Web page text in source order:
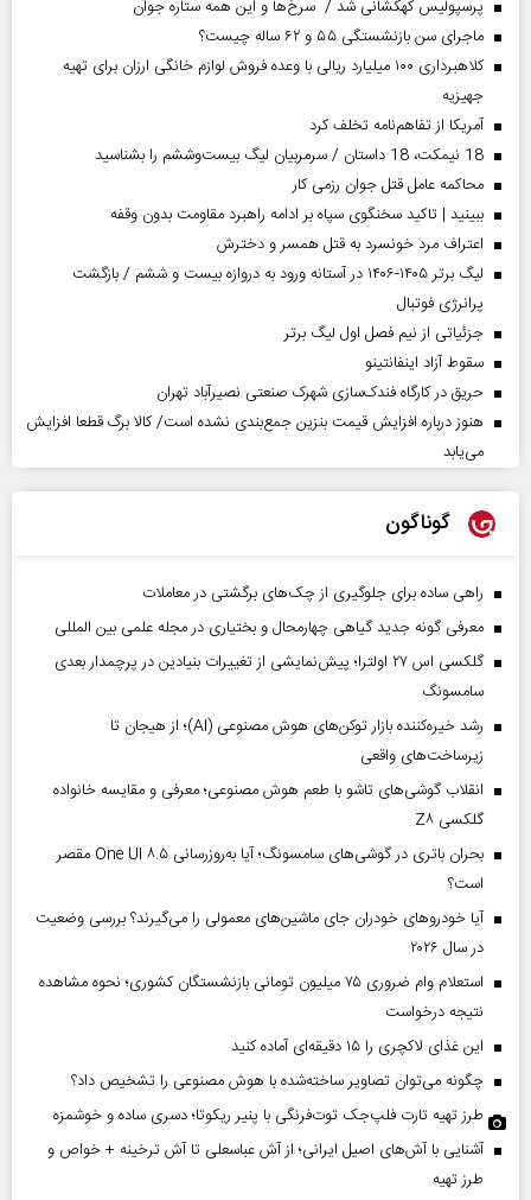
پرسپولیس کهکشانی شد / سرخ‌ها و این همه ستاره جوان
ماجرای سن بازنشستگی ۵۵ و ۶۲ ساله چیست؟
کلاهبرداری ۱۰۰ میلیارد ریالی با وعده فروش لوازم خانگی ارزان برای تهیه
جهیزیه
آمریکا از تفاهم‌نامه تخلف کرد
18 نیمکت، 18 داستان / سرمربیان لیگ بیست‌وششم را بشناسید
محاکمه عامل قتل جوان رزمی کار
ببینید | تاکید سخنگوی سپاه بر ادامه راهبرد مقاومت بدون وقفه
اعتراف مرد خونسرد به قتل همسر و دخترش
لیگ برتر ۱۴۰۵-۱۴۰۶ در آستانه ورود به دروازه بیست و ششم / بازگشت
پرانرژی فوتبال
جزئیاتی از نیم فصل اول لیگ برتر
سقوط آزاد اینفانتینو
حریق در کارگاه فندک‌سازی شهرک صنعتی نصیرآباد تهران
هنوز درباره افزایش قیمت بنزین جمع‌بندی نشده است/ کالا برگ قطعا افزایش
می‌یابد
گوناگون
راهی ساده برای جلوگیری از چک‌های برگشتی در معاملات
معرفی گونه جدید گیاهی چهارمحال و بختیاری در مجله علمی بین المللی
گلکسی اس ۲۷ اولترا؛ پیش‌نمایشی از تغییرات بنیادین در پرچمدار بعدی
سامسونگ
رشد خیره‌کننده بازار توکن‌های هوش مصنوعی (AI)؛ از هیجان تا
زیرساخت‌های واقعی
انقلاب گوشی‌های تاشو‌ با طعم هوش مصنوعی؛ معرفی و مقایسه خانواده
گلکسی Z۸
بحران باتری در گوشی‌های سامسونگ؛ آیا به‌روزرسانی One UI ۸.۵ مقصر
است؟
آیا خودروهای خودران جای ماشین‌های معمولی را می‌گیرند؟ بررسی وضعیت
در سال ۲۰۲۶
استعلام وام ضروری ۷۵ میلیون تومانی بازنشستگان کشوری؛ نحوه مشاهده
نتیجه درخواست
این غذای لاکچری را ۱۵ دقیقه‌ای آماده کنید
چگونه می‌توان تصاویر ساخته‌شده با هوش مصنوعی را تشخیص داد؟
طرز تهیه تارت فلپ‌جک توت‌فرنگی با پنیر ریکوتا؛ دسری ساده و خوشمزه
آشنایی با آش‌های اصیل ایرانی؛ از آش عباسعلی تا آش ترخینه + خواص و
طرز تهیه